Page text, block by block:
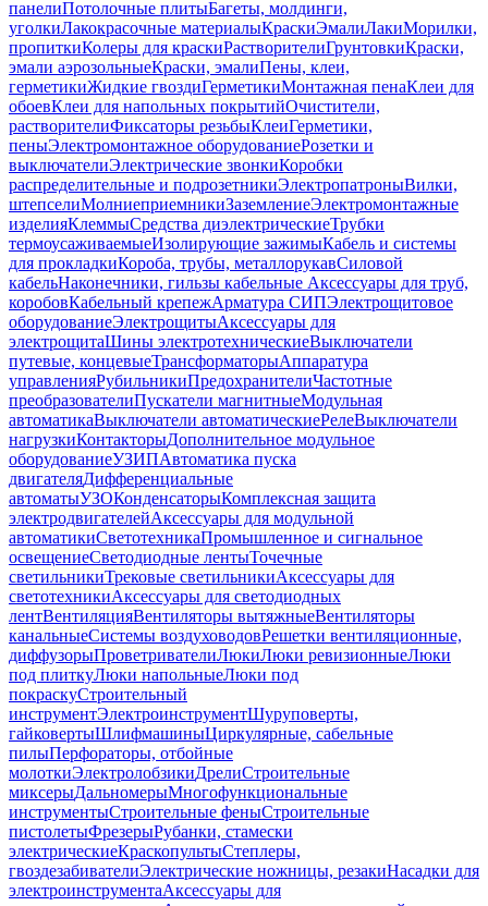
панелиПотолочные плитыБагеты, молдинги,
уголкиЛакокрасочные материалыКраскиЭмалиЛакиМорилки,
пропиткиКолеры для краскиРастворителиГрунтовкиКраски,
эмали аэрозольныеКраски, эмалиПены, клеи,
герметикиЖидкие гвоздиГерметикиМонтажная пенаКлеи для
обоевКлеи для напольных покрытийОчистители,
растворителиФиксаторы резьбыКлеиГерметики,
пеныЭлектромонтажное оборудованиеРозетки и
выключателиЭлектрические звонкиКоробки
распределительные и подрозетникиЭлектропатроныВилки,
штепселиМолниеприемникиЗаземлениеЭлектромонтажные
изделияКлеммыСредства диэлектрическиеТрубки
термоусаживаемыеИзолирующие зажимыКабель и системы
для прокладкиКороба, трубы, металлорукавСиловой
кабельНаконечники, гильзы кабельные Аксессуары для труб,
коробовКабельный крепежАрматура СИПЭлектрощитовое
оборудованиеЭлектрощитыАксессуары для
электрощитаШины электротехническиеВыключатели
путевые, концевыеТрансформаторыАппаратура
управленияРубильникиПредохранителиЧастотные
преобразователиПускатели магнитныеМодульная
автоматикаВыключатели автоматическиеРелеВыключатели
нагрузкиКонтакторыДополнительное модульное
оборудованиеУЗИПАвтоматика пуска
двигателяДифференциальные
автоматыУЗОКонденсаторыКомплексная защита
электродвигателейАксессуары для модульной
автоматикиСветотехникаПромышленное и сигнальное
освещениеСветодиодные лентыТочечные
светильникиТрековые светильникиАксессуары для
светотехникиАксессуары для светодиодных
лентВентиляцияВентиляторы вытяжныеВентиляторы
канальныеСистемы воздуховодовРешетки вентиляционные,
диффузорыПроветривателиЛюкиЛюки ревизионныеЛюки
под плиткуЛюки напольныеЛюки под
покраскуСтроительный
инструментЭлектроинструментШуруповерты,
гайковертыШлифмашиныЦиркулярные, сабельные
пилыПерфораторы, отбойные
молоткиЭлектролобзикиДрелиСтроительные
миксерыДальномерыМногофункциональные
инструментыСтроительные феныСтроительные
пистолетыФрезерыРубанки, стамески
электрическиеКраскопультыСтеплеры,
гвоздезабивателиЭлектрические ножницы, резакиНасадки для
электроинструментаАксессуары для